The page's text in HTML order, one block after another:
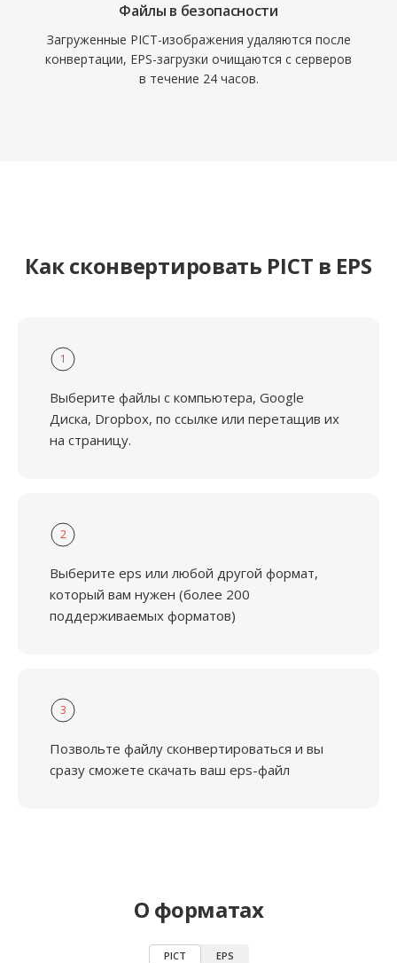
Файлы в безопасности
Загруженные PICT-изображения удаляются после
конвертации, EPS-загрузки очищаются с серверов
в течение 24 часов.
Как сконвертировать PICT в EPS
1
Выберите файлы с компьютера, Google
Диска, Dropbox, по ссылке или перетащив их
на страницу.
2
Выберите eps или любой другой формат,
который вам нужен (более 200
поддерживаемых форматов)
3
Позвольте файлу сконвертироваться и вы
сразу сможете скачать ваш eps-файл
О форматах
PICT EPS